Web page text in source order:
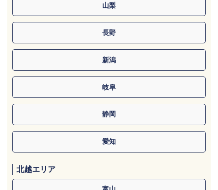
山梨
長野
新潟
岐阜
静岡
愛知
北越エリア